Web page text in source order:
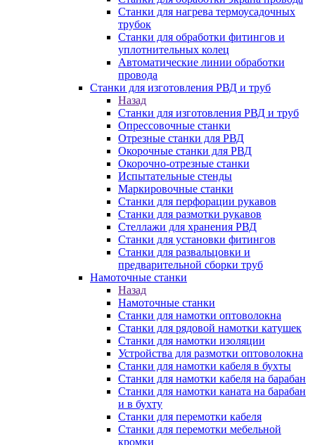
Станки для нагрева термоусадочных
трубок
Станки для обработки фитингов и
уплотнительных колец
Автоматические линии обработки
провода
Станки для изготовления РВД и труб
Назад
Станки для изготовления РВД и труб
Опрессовочные станки
Отрезные станки для РВД
Окорочные станки для РВД
Окорочно-отрезные станки
Испытательные стенды
Маркировочные станки
Станки для перфорации рукавов
Станки для размотки рукавов
Стеллажи для хранения РВД
Станки для установки фитингов
Станки для развальцовки и
предварительной сборки труб
Намоточные станки
Назад
Намоточные станки
Станки для намотки оптоволокна
Станки для рядовой намотки катушек
Станки для намотки изоляции
Устройства для размотки оптоволокна
Станки для намотки кабеля в бухты
Станки для намотки кабеля на барабан
Станки для намотки каната на барабан
и в бухту
Станки для перемотки кабеля
Станки для перемотки мебельной
кромки